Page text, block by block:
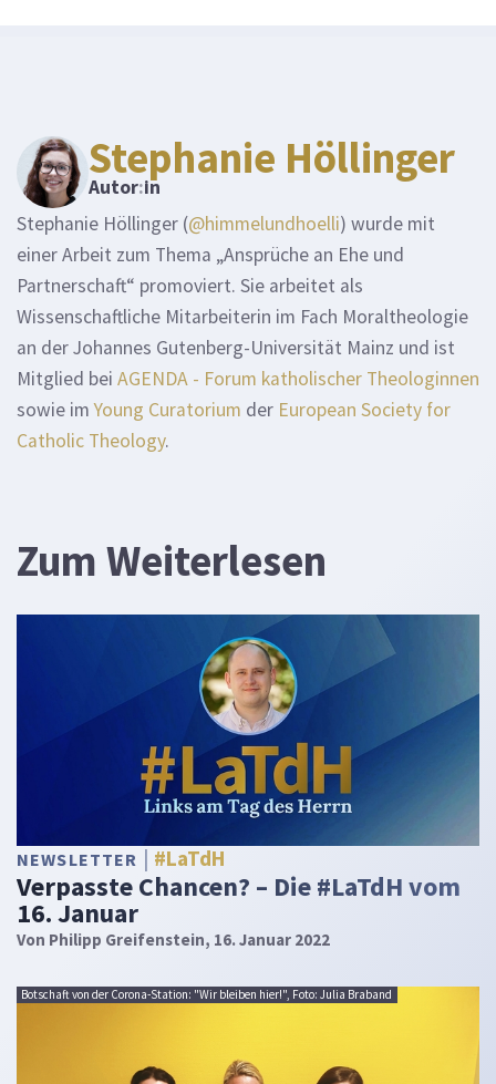
Stephanie Höllinger
Autor:in
Stephanie Höllinger (@himmelundhoelli) wurde mit
einer Arbeit zum Thema „Ansprüche an Ehe und
Partnerschaft“ promoviert. Sie arbeitet als
Wissenschaftliche Mitarbeiterin im Fach Moraltheologie
an der Johannes Gutenberg-Universität Mainz und ist
Mitglied bei AGENDA - Forum katholischer Theologinnen
sowie imYoung Curatorium der European Society for
Catholic Theology.
Zum Weiterlesen
NEWSLETTER #LaTdH
Verpasste Chancen? – Die #LaTdH vom
16. Januar
Von Philipp Greifenstein, 16. Januar 2022
Botschaft von der Corona-Station: "Wir bleiben hier!", Foto: Julia Braband